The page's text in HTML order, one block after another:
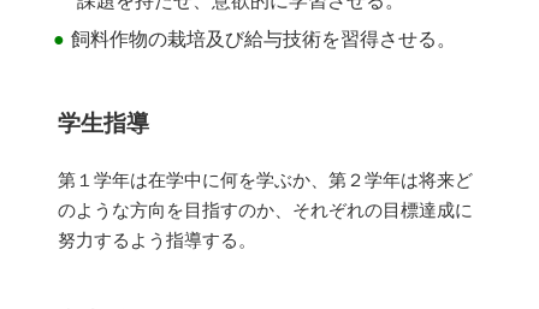
飼料作物の栽培及び給与技術を習得させる。
学生指導
第１学年は在学中に何を学ぶか、第２学年は将来ど
のような方向を目指すのか、それぞれの目標達成に
努力するよう指導する。